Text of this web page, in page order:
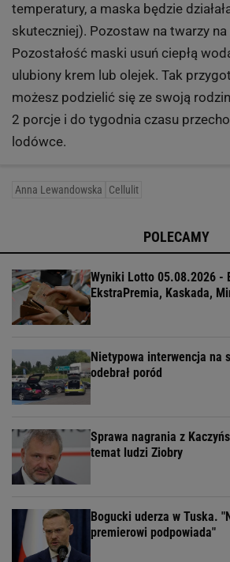
temperatury, a maska będzie
skuteczniej). Pozostaw na twarzy
Pozostałość maski usuń ciepłą
ulubiony krem lub olejek. Tak
możesz podzielić się ze swoją
2 porcje i do tygodnia czasu
lodówce.
Anna Lewandowska Cellulit
POLECAMY
Wyniki Lotto 05.08.2026 -
EkstraPremia, Kaskada,
Nietypowa interwencja na
odebrał poród
Sprawa nagrania z
temat ludzi Ziobry
Bogucki uderza w Tuska.
premierowi podpowiada"